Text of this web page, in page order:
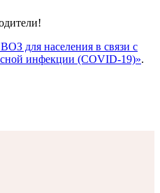
для населения в связи c
инфекции (COVID-19)».